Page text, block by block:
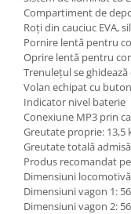
Compartiment de
Roți din cauciuc EVA,
Pornire lentă pentru
Oprire lentă pentru
Trenulețul se
Volan echipat cu
Indicator nivel baterie
Conexiune MP3 prin
Greutate proprie: 13,5
Greutate totală
Produs recomandat
Dimensiuni
Dimensiuni vagon 1:
Dimensiuni vagon 2: